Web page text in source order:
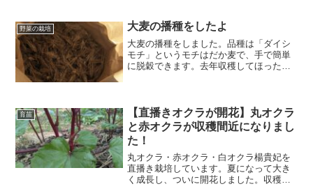
に引き換え、草の勢いがすごいこと！
野菜の栽培 大麦の播種をしたよ
大麦の播種をしました。品種は「ダイシ
モチ」というモチはだか麦で、手で簡単
に脱穀できます。去年収穫してほったら
た。
育苗
【直播きオクラが開花】丸オクラ
と赤オクラが収穫間近になりまし
た！
丸オクラ・赤オクラ・白オクラ楊貴妃を
直播き栽培しています。夏になって大き
く成長し、ついに開花しました。収穫目